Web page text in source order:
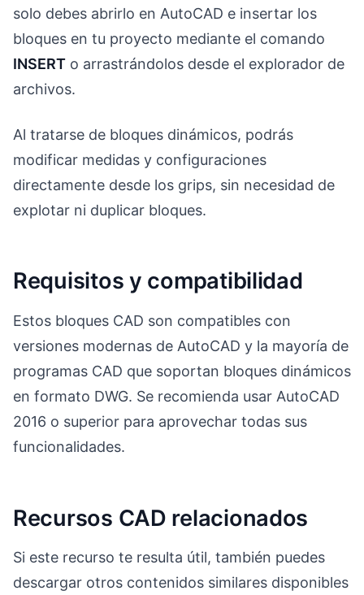
solo debes abrirlo en AutoCAD e insertar los
bloques en tu proyecto mediante el comando
INSERT o arrastrándolos desde el explorador de
archivos.
Al tratarse de bloques dinámicos, podrás
modificar medidas y configuraciones
directamente desde los grips, sin necesidad de
explotar ni duplicar bloques.
Requisitos y compatibilidad
Estos bloques CAD son compatibles con
versiones modernas de AutoCAD y la mayoría de
programas CAD que soportan bloques dinámicos
en formato DWG. Se recomienda usar AutoCAD
2016 o superior para aprovechar todas sus
funcionalidades.
Recursos CAD relacionados
Si este recurso te resulta útil, también puedes
descargar otros contenidos similares disponibles